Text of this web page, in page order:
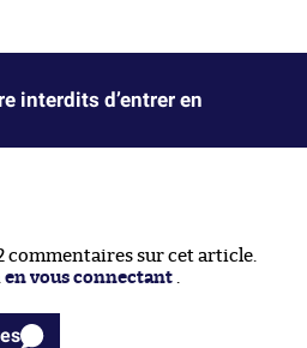
interdits d’entrer en
commentaires sur cet article.
en vous connectant